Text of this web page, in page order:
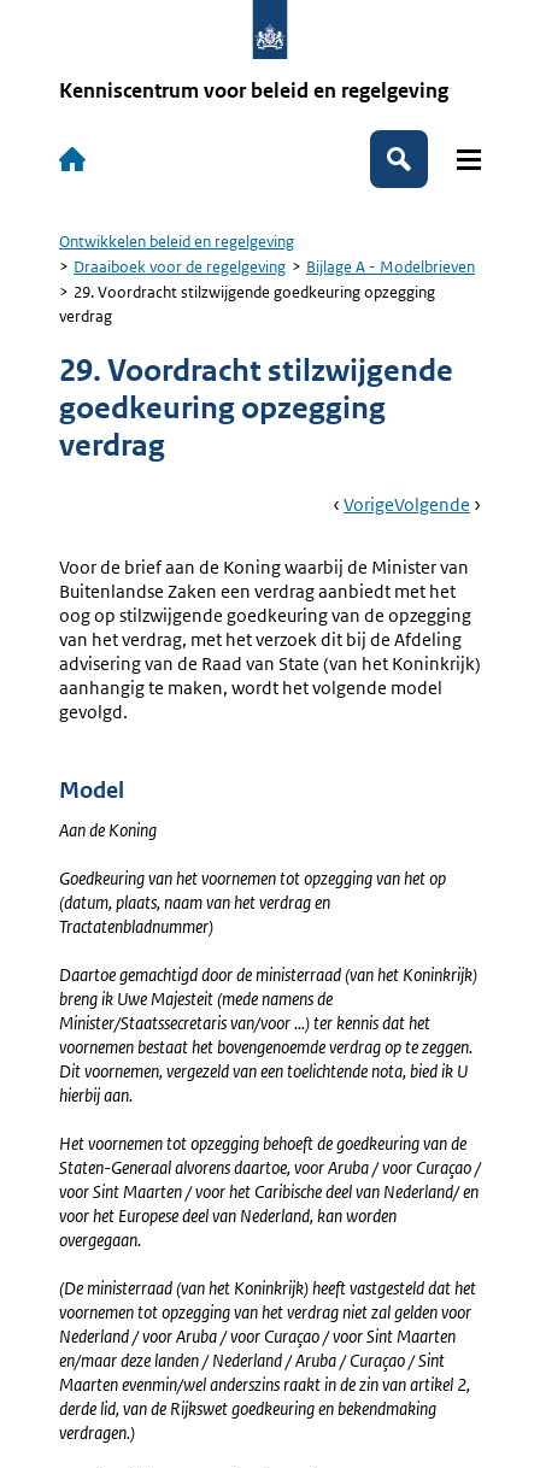
Kenniscentrum voor beleid en regelgeving
Hoofdnavigatie
Zoeken
Kruimelpad
Ontwikkelen beleid en regelgeving
Draaiboek voor de regelgeving
Bijlage A - Modelbrieven
29. Voordracht stilzwijgende goedkeuring opzegging
verdrag
29. Voordracht stilzwijgende
goedkeuring opzegging
verdrag
Book
Ga
VorigePagina:
Stilzwijgende
Goedkeuring
Intrekking
Voorbehoud(en)
Bij
Verdrag
Ga
Volgende Pagina:
Verdrag
Voor de brief aan de Koning waarbij de Minister van
Buitenlandse Zaken een verdrag aanbiedt met het
oog op stilzwijgende goedkeuring van de opzegging
van het verdrag, met het verzoek dit bij de Afdeling
advisering van de Raad van State (van het Koninkrijk)
aanhangig te maken, wordt het volgende model
gevolgd.
Model
Aan de Koning
Goedkeuring van het voornemen tot opzegging van het op
(datum, plaats, naam van het verdrag en
Tractatenbladnummer)
Daartoe gemachtigd door de ministerraad (van het Koninkrijk)
breng ik Uwe Majesteit (mede namens de
Minister/Staatssecretaris van/voor ...) ter kennis dat het
voornemen bestaat het bovengenoemde verdrag op te zeggen.
Dit voornemen, vergezeld van een toelichtende nota, bied ik U
hierbij aan.
Het voornemen tot opzegging behoeft de goedkeuring van de
Staten-Generaal alvorens daartoe, voor Aruba / voor Curaçao /
voor Sint Maarten / voor het Caribische deel van Nederland/ en
voor het Europese deel van Nederland, kan worden
overgegaan.
(De ministerraad (van het Koninkrijk) heeft vastgesteld dat het
voornemen tot opzegging van het verdrag niet zal gelden voor
Nederland / voor Aruba / voor Curaçao / voor Sint Maarten
en/maar deze landen / Nederland / Aruba / Curaçao / Sint
Maarten evenmin/wel anderszins raakt in de zin van artikel 2,
derde lid, van de Rijkswet goedkeuring en bekendmaking
verdragen.)